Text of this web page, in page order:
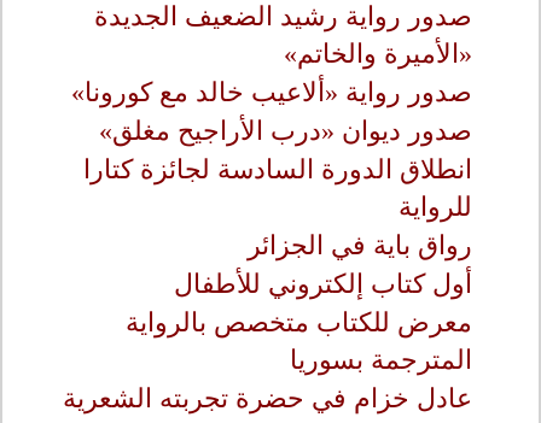
صدور رواية رشيد الضعيف الجديدة
«الأميرة والخاتم»
صدور رواية «ألاعيب خالد مع كورونا»
صدور ديوان «درب الأراجيح مغلق»
انطلاق الدورة السادسة لجائزة كتارا
للرواية
رواق باية في الجزائر
أول كتاب إلكتروني للأطفال
معرض للكتاب متخصص بالرواية
المترجمة بسوريا
عادل خزام في حضرة تجربته الشعرية